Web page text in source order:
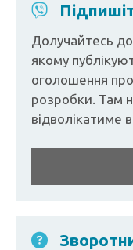
Долучайтесь
якому
оголошення про
розробки. Там
відволікатиме